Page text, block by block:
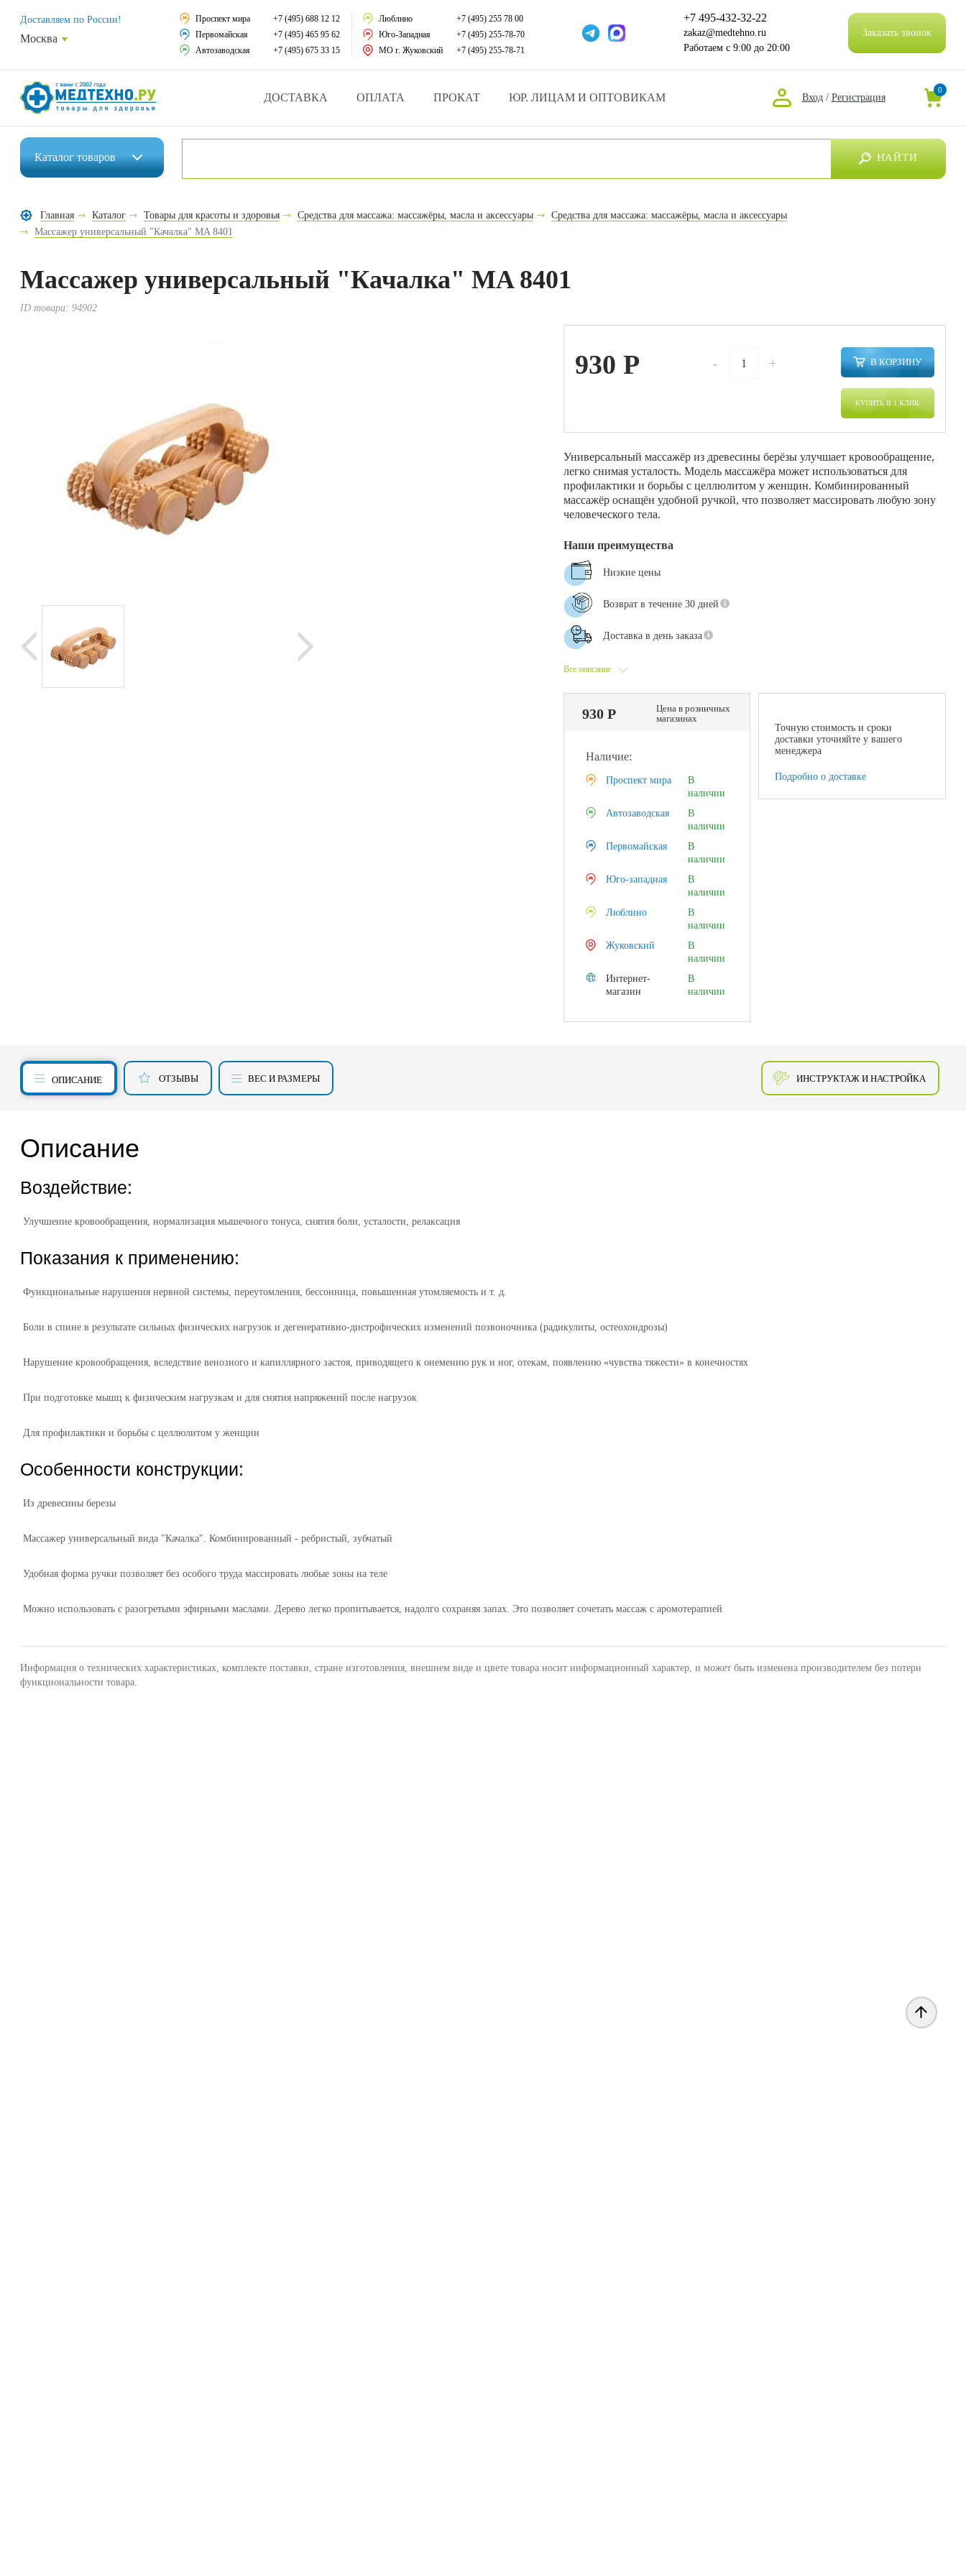
Средства реабилитации
Средства по уходу за больными
Домашняя медтехника
Товары для врачей и мед.учреждений
Уникальные и полезные товары
Доставляем по России!
Москва
Проспект мира
+7 (495) 688 12 12
Первомайская
+7 (495) 465 95 62
Автозаводская
+7 (495) 675 33 15
Люблино
+7 (495) 255 78 00
Юго-Западная
+7 (495) 255-78-70
МО г. Жуковский
+7 (495) 255-78-71
+7 495-432-32-22
zakaz@medtehno.ru
Работаем с 9:00 до 20:00
Заказать звонок
ДОСТАВКА ОПЛАТА ПРОКАТ ЮР. ЛИЦАМ И ОПТОВИКАМ Вход / Регистрация
0
Каталогтоваров
Средства реабилитации
Ортопедические изделия
Товары для красоты и здоровья
Товары для врачей и мед.учреждений
Уникальные и полезные товары
Распродажа
НАЙТИ
Главная Каталог Товары для красоты и здоровья Средства для массажа: массажёры, масла и аксессуары
Средства для массажа: массажёры, масла и аксессуары
Массажер универсальный "Качалка" MA 8401
Массажер универсальный "Качалка" MA 8401
ID товара:94902
930 P - + В КОРЗИНУ
КУПИТЬ В 1 КЛИК
Универсальный массажёр из древесины берёзы улучшает кровообращение,
легко снимая усталость. Модель массажёра может использоваться для
профилактики и борьбы с целлюлитом у женщин. Комбинированный
массажёр оснащён удобной ручкой, что позволяет массировать любую зону
человеческого тела.
Все описание
Наши преимущества
Низкие цены
Возврат в течение 30 дней
Доставка в день заказа
930 Р
Цена в розничных
магазинах
Наличие:
Проспект мира
В
наличии
Автозаводская
В
наличии
Первомайская
В
наличии
Юго-западная
В
наличии
Люблино
В
наличии
Жуковский
В
наличии
Интернет-
магазин
В
наличии
Точную стоимость и сроки
доставки уточняйте у вашего
менеджера
Подробно о доставке
ОПИСАНИЕ ОТЗЫВЫ ВЕС И РАЗМЕРЫ ИНСТРУКТАЖ И НАСТРОЙКА
Описание
Воздействие:
Улучшение кровообращения, нормализация мышечного тонуса, снятия боли, усталости, релаксация
Показания к применению:
Функциональные нарушения нервной системы, переутомления, бессонница, повышенная утомляемость и т. д.
Боли в спине в результате сильных физических нагрузок и дегенеративно-дистрофических изменений позвоночника (радикулиты, остеохондрозы)
Нарушение кровообращения, вследствие венозного и капиллярного застоя, приводящего к онемению рук и ног, отекам, появлению «чувства тяжести» в конечностях
При подготовке мышц к физическим нагрузкам и для снятия напряжений после нагрузок
Для профилактики и борьбы с целлюлитом у женщин
Особенности конструкции:
Из древесины березы
Массажер универсальный вида "Качалка". Комбинированный - ребристый, зубчатый
Удобная форма ручки позволяет без особого труда массировать любые зоны на теле
Можно использовать с разогретыми эфирными маслами. Дерево легко пропитывается, надолго сохраняя запах. Это позволяет сочетать массаж с аромотерапией
Информация о технических характеристиках, комплекте поставки, стране изготовления, внешнем виде и цвете товара носит информационный характер, и может быть изменена производителем без потери
функциональности товара.